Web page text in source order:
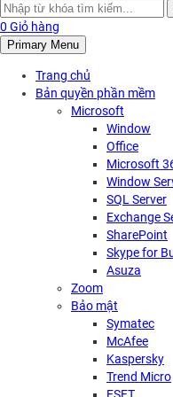
Search
for:
0 Giỏ hàng
Primary Menu
Trang chủ
Bản quyền phần mềm
Microsoft
Window
Office
Microsoft
Window
SQL Server
Exchange
SharePoint
Skype for
Asuza
Zoom
Bảo mật
Symatec
McAfee
Kaspersky
Trend Micro